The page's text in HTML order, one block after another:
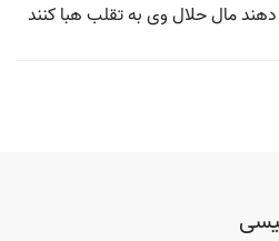
مال حلال وی به تقلب هبا کنند